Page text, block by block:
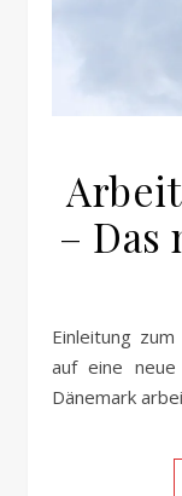
– Das
Einleitung zum Arbeiten in Dänemark Du hast Lust
auf eine
Dänemark